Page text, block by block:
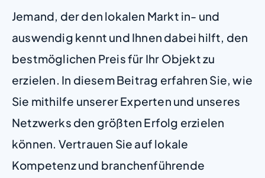
Jemand, der den lokalen Markt in- und
auswendig kennt und Ihnen dabei hilft, den
bestmöglichen Preis für Ihr Objekt zu
erzielen. In diesem Beitrag erfahren Sie, wie
Sie mithilfe unserer Experten und unseres
Netzwerks den größten Erfolg erzielen
können. Vertrauen Sie auf lokale
Kompetenz und branchenführende